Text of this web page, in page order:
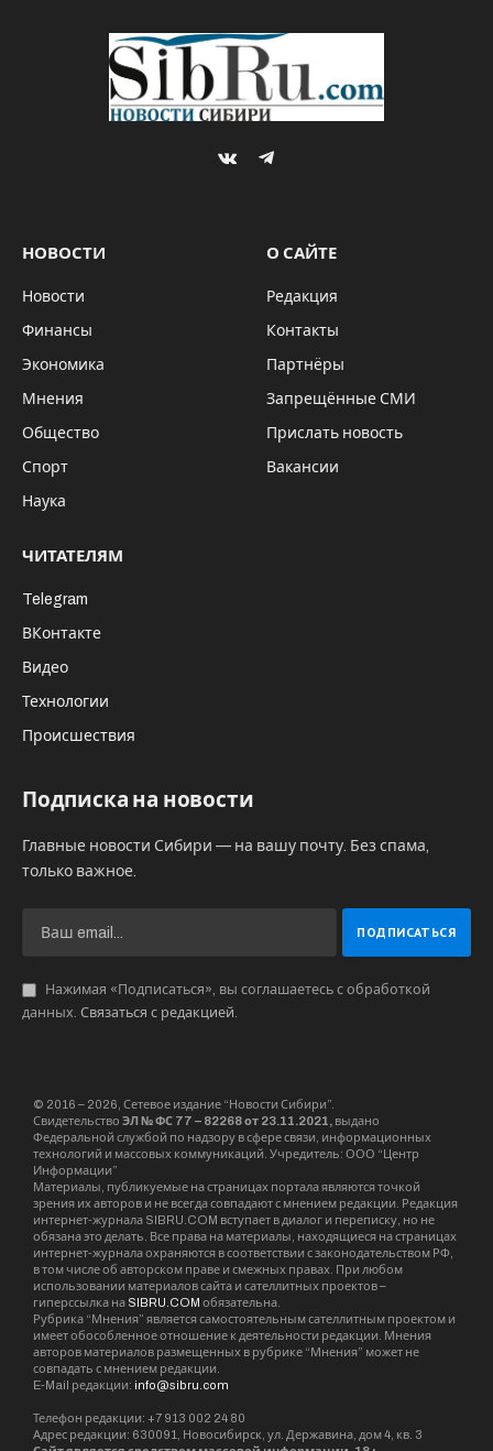
VKontakteTelegram
НОВОСТИ
Новости
Финансы
Экономика
Мнения
Общество
Спорт
Наука
О САЙТЕ
Редакция
Контакты
Партнёры
Запрещённые СМИ
Прислать новость
Вакансии
ЧИТАТЕЛЯМ
Telegram
ВКонтакте
Видео
Технологии
Происшествия
Подписка на новости
Главные новости Сибири — на вашу почту. Без спама,
только важное.
Нажимая «Подписаться», вы соглашаетесь с обработкой
данных. Связаться с редакцией.
© 2016 – 2026, Сетевое издание “Новости Сибири”.
Свидетельство ЭЛ № ФС 77 – 82268 от 23.11.2021, выдано
Федеральной службой по надзору в сфере связи, информационных
технологий и массовых коммуникаций. Учредитель: ООО “Центр
Информации”
Материалы, публикуемые на страницах портала являются точкой
зрения их авторов и не всегда совпадают с мнением редакции. Редакция
интернет-журнала SIBRU.COM вступает в диалог и переписку, но не
обязана это делать. Все права на материалы, находящиеся на страницах
интернет-журнала охраняются в соответствии с законодательством РФ,
в том числе об авторском праве и смежных правах. При любом
использовании материалов сайта и сателлитных проектов –
гиперссылка на SIBRU.COM обязательна.
Рубрика “Мнения” является самостоятельным сателлитным проектом и
имеет обособленное отношение к деятельности редакции. Мнения
авторов материалов размещенных в рубрике “Мнения” может не
совпадать с мнением редакции.
E-Mail редакции: info@sibru.com
Телефон редакции: +7 913 002 24 80
Адрес редакции: 630091, Новосибирск, ул. Державина, дом 4, кв. 3